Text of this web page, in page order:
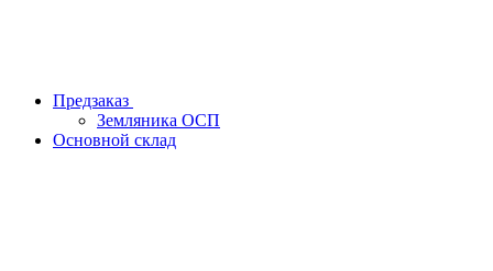
Предзаказ
Земляника ОСП
Основной склад